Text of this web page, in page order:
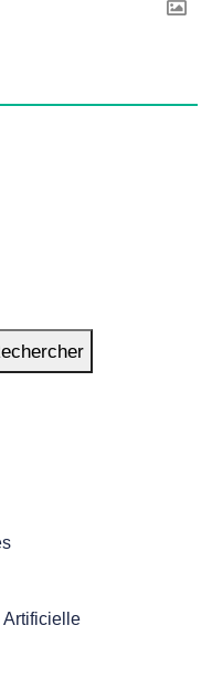
Artificielle